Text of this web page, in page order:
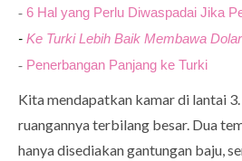
- 6 Hal yang Perlu Diwaspadai Jika
- Ke Turki Lebih Baik Membawa
- Penerbangan Panjang ke Turki
Kita mendapatkan kamar di lantai
ruangannya terbilang besar. Dua
hanya disediakan gantungan baju,